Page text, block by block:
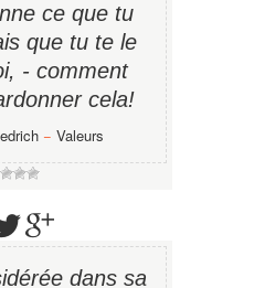
ce que tu
que tu te le
- comment
cela!
− Valeurs
dans sa